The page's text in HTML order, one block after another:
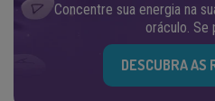
Concentre sua energia na
oráculo. Se
DESCUBRA AS